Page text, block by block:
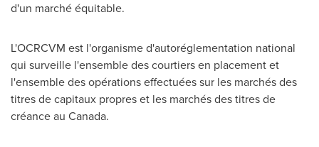
d'un marché équitable.
L'OCRCVM est l'organisme d'autoréglementation national
qui surveille l'ensemble des courtiers en placement et
l'ensemble des opérations effectuées sur les marchés des
titres de capitaux propres et les marchés des titres de
créance au Canada.